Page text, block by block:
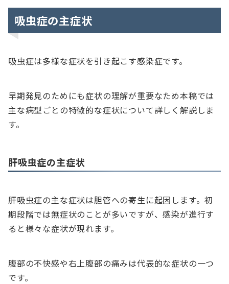
吸虫症の主症状
吸虫症は多様な症状を引き起こす感染症です。
早期発見のためにも症状の理解が重要なため本稿では
主な病型ごとの特徴的な症状について詳しく解説しま
す。
肝吸虫症の主症状
肝吸虫症の主な症状は胆管への寄生に起因します。初
期段階では無症状のことが多いですが、感染が進行す
ると様々な症状が現れます。
腹部の不快感や右上腹部の痛みは代表的な症状の一つ
です。